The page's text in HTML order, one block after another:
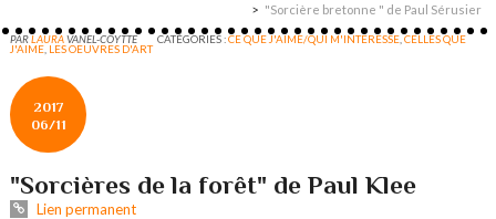
"Sorcière bretonne " de Paul Sérusier
PARLAURAVANEL-COYTTE CATÉGORIES :CE QUE J'AIME/QUI M'INTERESSE,CELLES QUE
J'AIME LES OEUVRES D'ART
2017
06/11
"Sorcières de la forêt" de Paul Klee
Lien permanent